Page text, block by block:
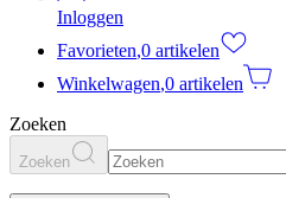
Inloggen
Favorieten,0 artikelen
Winkelwagen,0 artikelen
Zoeken
Zoeken